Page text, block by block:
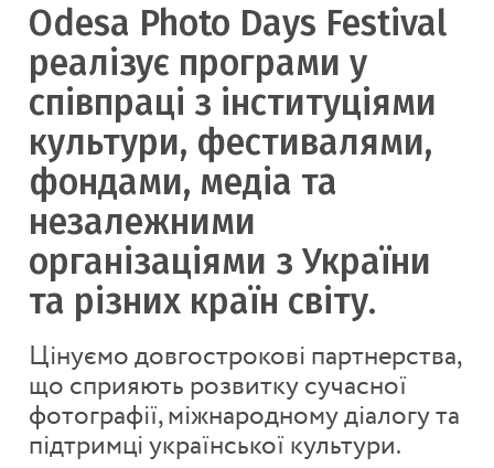
Odesa Photo Days Festival
реалізує програми у
співпраці з інституціями
культури, фестивалями,
фондами, медіа та
незалежними
організаціями з України
та різних країн світу.
Цінуємо довгострокові партнерства,
що сприяють розвитку сучасної
фотографії, міжнародному діалогу та
підтримці української культури.